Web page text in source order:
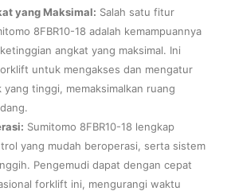
yang Maksimal: Salah satu fitur
8FBR10-18 adalah kemampuannya
angkat yang maksimal. Ini
untuk mengakses dan mengatur
yang tinggi, memaksimalkan ruang
Sumitomo 8FBR10-18 lengkap
yang mudah beroperasi, serta sistem
Pengemudi dapat dengan cepat
forklift ini, mengurangi waktu